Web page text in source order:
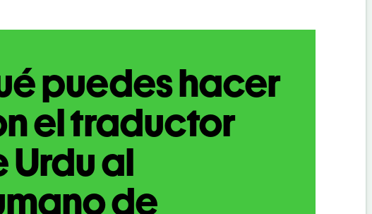
puedes hacer
el traductor
Urdu al
de